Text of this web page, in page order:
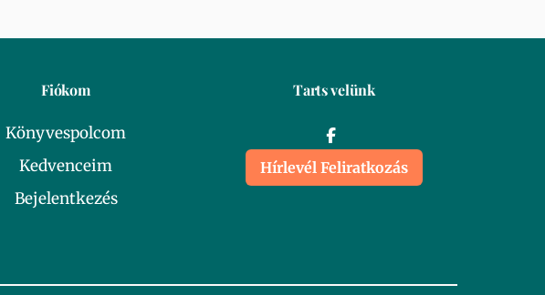
Fiókom
Könyvespolcom
Kedvenceim
Bejelentkezés
Tarts velünk
Hírlevél Feliratkozás